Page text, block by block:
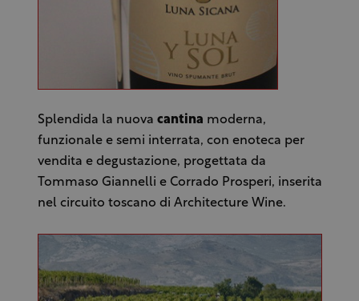
Splendida la nuova cantina moderna,
funzionale e semi interrata, con enoteca per
vendita e degustazione, progettata da
Tommaso Giannelli e Corrado Prosperi, inserita
nel circuito toscano di Architecture Wine.